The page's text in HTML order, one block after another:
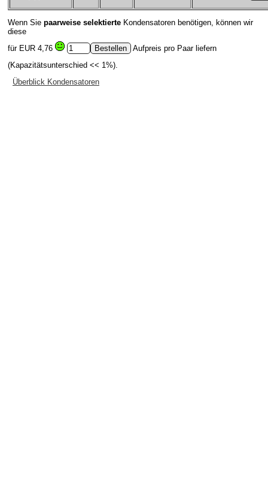
Wenn Sie paarweise selektierte Kondensatoren benötigen, können wir
diese
für EUR 4,76
Aufpreis pro Paar liefern
(Kapazitätsunterschied << 1%).
Überblick Kondensatoren